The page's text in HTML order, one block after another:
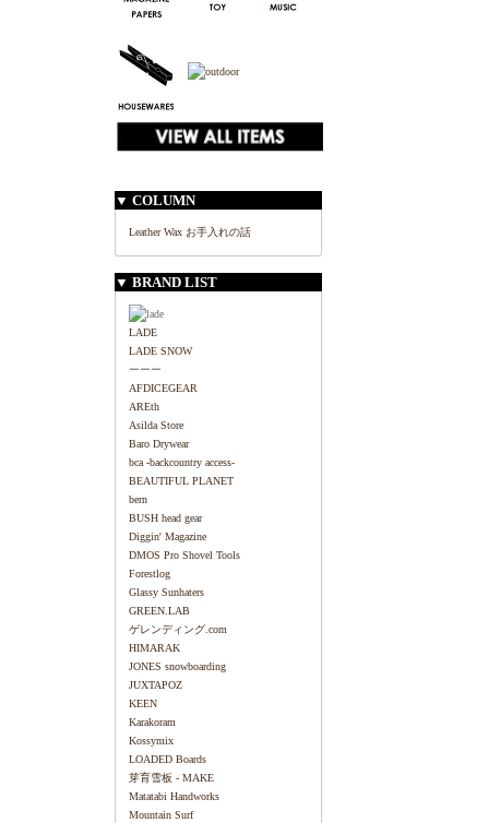
▼ COLUMN
Leather Wax お手入れの話
▼ BRAND LIST
LADE
LADE SNOW
ーーー
AFDICEGEAR
AREth
Asilda Store
Baro Drywear
bca -backcountry access-
BEAUTIFUL PLANET
bern
BUSH head gear
Diggin' Magazine
DMOS Pro Shovel Tools
Forestlog
Glassy Sunhaters
GREEN.LAB
ゲレンディング.com
HIMARAK
JONES snowboarding
JUXTAPOZ
KEEN
Karakoram
Kossymix
LOADED Boards
芽育雪板 - MAKE
Matatabi Handworks
Mountain Surf